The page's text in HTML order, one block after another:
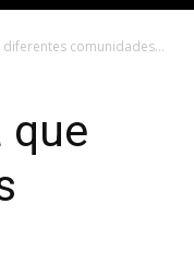
comunidades...
que